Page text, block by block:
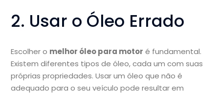
2. Usar o Óleo Errado
Escolher o melhor óleo para motor é fundamental.
Existem diferentes tipos de óleo, cada um com suas
próprias propriedades. Usar um óleo que não é
adequado para o seu veículo pode resultar em